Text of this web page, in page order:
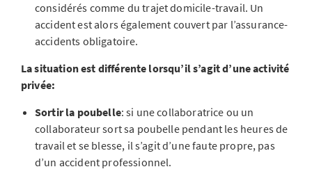
considérés comme du trajet domicile-travail. Un
accident est alors également couvert par l’assurance-
accidents obligatoire.
La situation est différente lorsqu’il s’agit d’une activité
privée:
Sortir la poubelle: si une collaboratrice ou un
collaborateur sort sa poubelle pendant les heures de
travail et se blesse, il s’agit d’une faute propre, pas
d’un accident professionnel.